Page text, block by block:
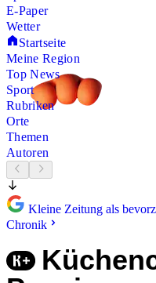
E-Paper
Wetter
Startseite
Meine Region
Top News
Sport
Rubriken
Orte
Themen
Autoren
Kleine Zeitung als
Chronik